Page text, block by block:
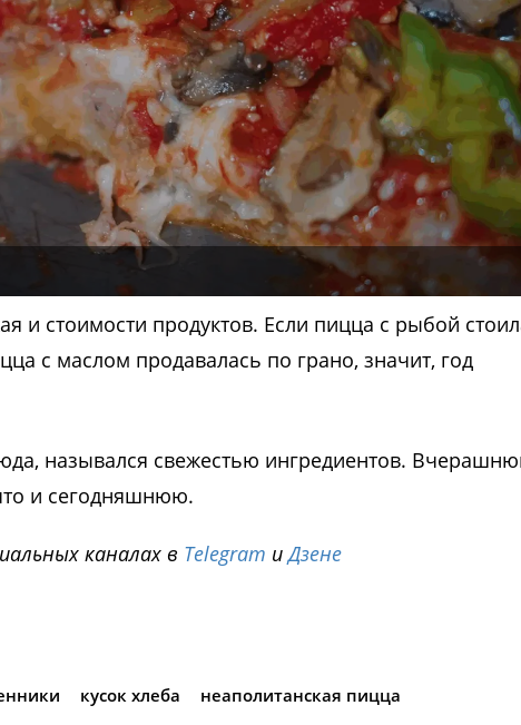
и стоимости продуктов. Если пицца с рыбой
с маслом продавалась по грано, значит, год
назывался свежестью ингредиентов.
и сегодняшнюю.
каналах в Telegram иДзене
кусок хлеба
неаполитанская пицца